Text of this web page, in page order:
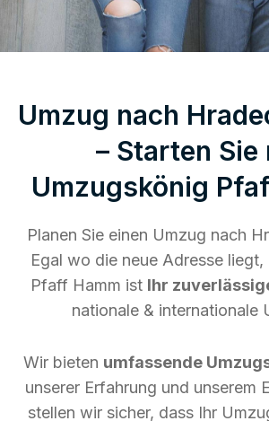
Umzug nach
– Starten Sie
Umzugskönig
Planen Sie einen Umzug nach
Egal wo die neue Adresse
Pfaff Hamm ist Ihr
nationale & internationale
Wir bieten umfassende
unserer Erfahrung und unserem
stellen wir sicher, dass Ihr